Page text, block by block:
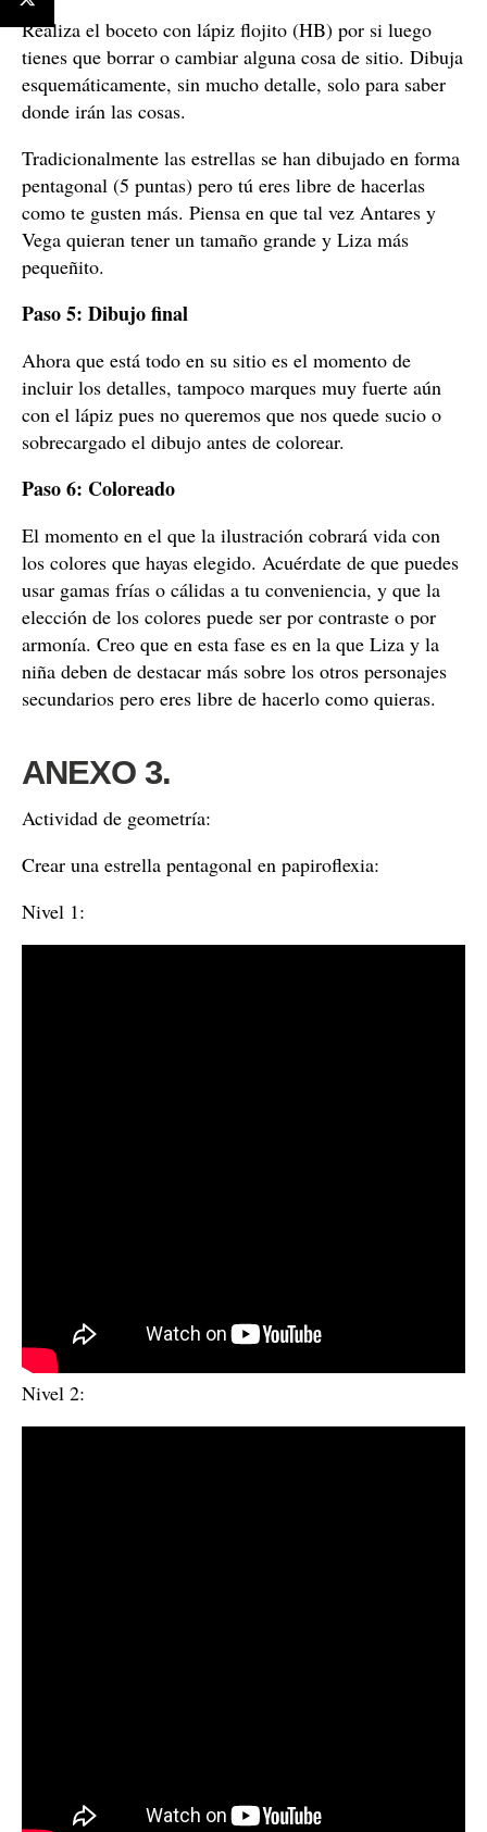
Realiza el boceto con lápiz flojito (HB) por si luego
tienes que borrar o cambiar alguna cosa de sitio. Dibuja
esquemáticamente, sin mucho detalle, solo para saber
donde irán las cosas.
Tradicionalmente las estrellas se han dibujado en forma
pentagonal (5 puntas) pero tú eres libre de hacerlas
como te gusten más. Piensa en que tal vez Antares y
Vega quieran tener un tamaño grande y Liza más
pequeñito.
Paso 5: Dibujo final
Ahora que está todo en su sitio es el momento de
incluir los detalles, tampoco marques muy fuerte aún
con el lápiz pues no queremos que nos quede sucio o
sobrecargado el dibujo antes de colorear.
Paso 6: Coloreado
El momento en el que la ilustración cobrará vida con
los colores que hayas elegido. Acuérdate de que puedes
usar gamas frías o cálidas a tu conveniencia, y que la
elección de los colores puede ser por contraste o por
armonía. Creo que en esta fase es en la que Liza y la
niña deben de destacar más sobre los otros personajes
secundarios pero eres libre de hacerlo como quieras.
ANEXO 3.
Actividad de geometría:
Crear una estrella pentagonal en papiroflexia:
Nivel 1:
Nivel 2: